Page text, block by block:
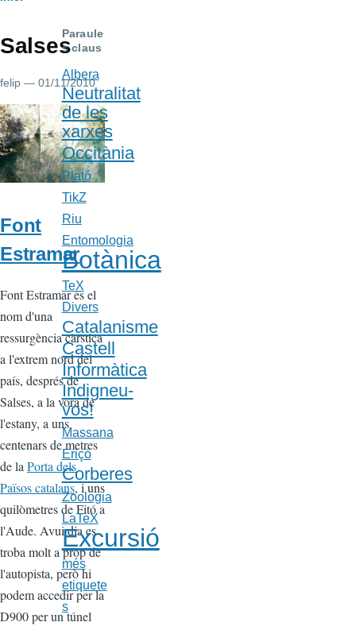
d'Ariadna
Salses
felip — 01/11/2010
Font
Estramar
Font Estramar és el
nom d'una
ressurgència càrstica
a l'extrem nord del
país, després de
Salses, a la vora de
l'estany, a uns
centenars de metres
de laPorta dels
Països catalans, i uns
quilòmetres de Fitó a
l'Aude. Avui dia es
troba molt a prop de
l'autopista, però hi
podem accedir per la
D900 per un túnel
Paraule
s claus
Albera
Neutralitat
de les
xarxes
Occitània
Plató
TikZ
Riu
Entomologia
Botànica
TeX
Divers
Catalanisme
Castell
Informàtica
Indigneu-
vos!
Massana
Eriçó
Corberes
Zoologia
LaTeX
Excursió
més
etiquete
s